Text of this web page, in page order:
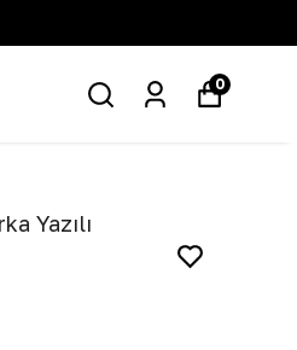
HATTI +90 532 519 5935
0
Yazılı